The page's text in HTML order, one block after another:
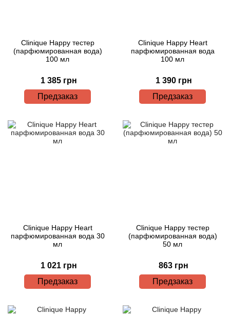
Clinique Happy тестер
(парфюмированная вода)
100 мл
1 385 грн
Предзаказ
Clinique Happy Heart
парфюмированная вода
100 мл
1 390 грн
Предзаказ
Clinique Happy Heart
парфюмированная вода 30
мл
1 021 грн
Предзаказ
Clinique Happy тестер
(парфюмированная вода)
50 мл
863 грн
Предзаказ